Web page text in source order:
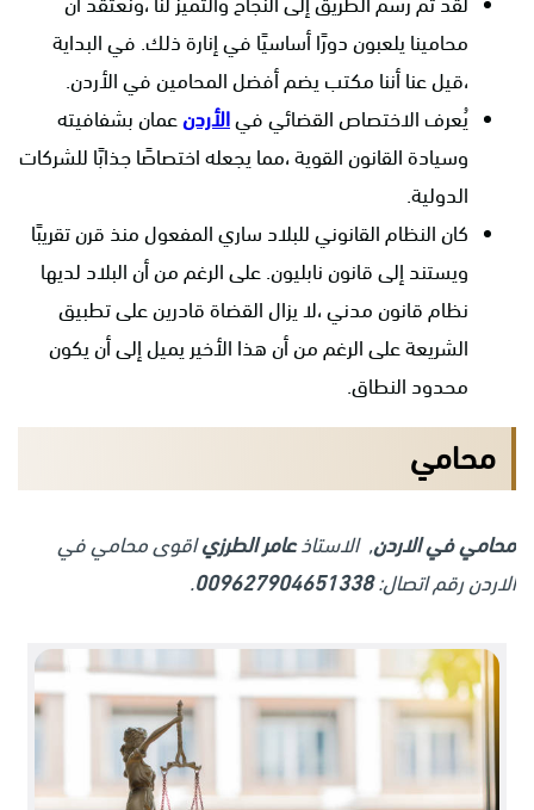
محامينا يلعبون دورًا أساسيًا في إنارة ذلك. في البداية
،قيل عنا أننا مكتب يضم أفضل المحامين في الأردن.
يُعرف الاختصاص القضائي فيالأردنعمان بشفافيته
وسيادة القانون القوية ،مما يجعله اختصاصًا جذابًا للشركات
الدولية.
كان النظام القانوني للبلاد ساري المفعول منذ قرن تقريبًا
ويستند إلى قانون نابليون. على الرغم من أن البلاد لديها
نظام قانون مدني ،لا يزال القضاة قادرين على تطبيق
الشريعة على الرغم من أن هذا الأخير يميل إلى أن يكون
محدود النطاق.
محامي
محامي في الاردن, الاستاذعامر الطرزياقوى محامي في
الاردن رقم اتصال:009627904651338
.